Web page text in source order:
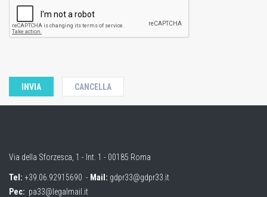
Via della Sforzesca, 1 - Int. 1 - 00185 Roma
Tel: +39.06.92915690 - Mail: gdpr33@gdpr33.it
Pec: pa33@legalmail.it